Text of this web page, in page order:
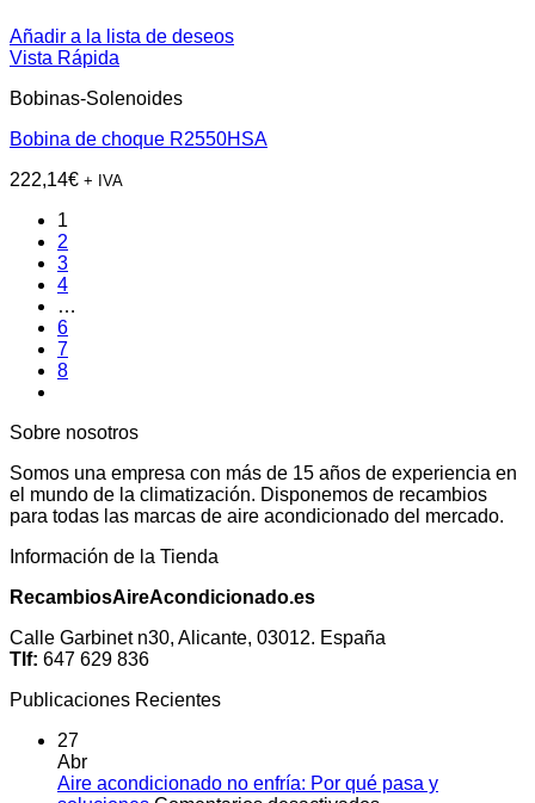
Añadir a la lista de deseos
Vista Rápida
Bobinas-Solenoides
Bobina de choque R2550HSA
222,14€ + IVA
1
2
3
4
…
6
7
8
Sobre nosotros
Somos una empresa con más de 15 años de experiencia en
el mundo de la climatización. Disponemos de recambios
para todas las marcas de aire acondicionado del mercado.
Información de la Tienda
RecambiosAireAcondicionado.es
Calle Garbinet n30, Alicante, 03012. España
Tlf: 647 629 836
Publicaciones Recientes
27
Abr
Aire acondicionado no enfría: Por qué pasa y